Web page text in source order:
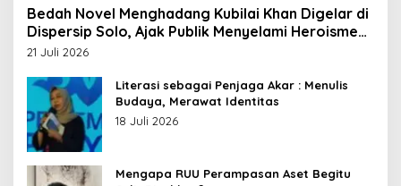
Bedah Novel Menghadang Kubilai Khan Digelar di
Dispersip Solo, Ajak Publik Menyelami Heroisme
Leluhur Nusantara
21 Juli 2026
Literasi sebagai Penjaga Akar : Menulis
Budaya, Merawat Identitas
18 Juli 2026
Mengapa RUU Perampasan Aset Begitu